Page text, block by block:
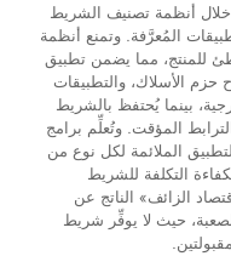
خلال أنظمة تصنيف الشريط
المُعرَّفة. وتمنع أنظمة
للمنتج، مما يضمن تطبيق
الأسلاك، والتطبيقات
بينما يُحتفظ بالشريط
المؤقت. وتُعلِّم برامج
الملائمة لكل نوع من
التكلفة للشريط
الزائف» الناتج عن
حيث لا يوفِّر شريط